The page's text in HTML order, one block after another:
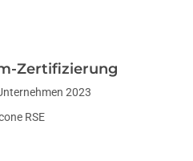
Zertifizierung
2023